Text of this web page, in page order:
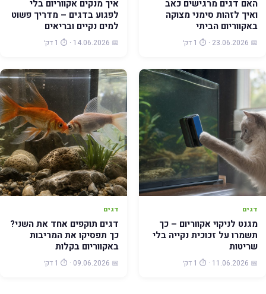
האם דגים מרגישים כאב
ואיך לזהות סימני מצוקה
באקווריום הביתי
📅 23.06.2026 · ⏱️ 1 דק׳
איך מנקים אקווריום בלי
לפגוע בדגים – מדריך פשוט
למים נקיים ובריאים
📅 14.06.2026 · ⏱️ 1 דק׳
דגים
מגנט לניקוי אקווריום – כך
תשמרו על זכוכית נקייה בלי
שריטות
📅 11.06.2026 · ⏱️ 1 דק׳
דגים
דגים תוקפים אחד את השני?
כך תפסיקו את המריבות
באקווריום בקלות
📅 09.06.2026 · ⏱️ 1 דק׳